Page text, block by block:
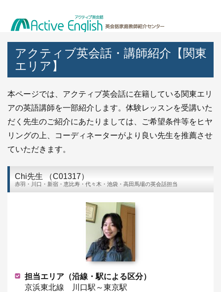
アクティブ英会話・講師紹介【関東
エリア】
本ページでは、アクティブ英会話に在籍している関東エリ
アの英語講師を一部紹介します。体験レッスンを受講いた
だく先生のご紹介にあたりましては、ご希望条件等をヒヤ
リングの上、コーディネーターがより良い先生を推薦させ
ていただきます。
Chi先生 （C01317）
赤羽・川口・新宿・恵比寿・代々木・池袋・高田馬場の英会話担当
担当エリア（沿線・駅による区分）
京浜東北線 川口駅～東京駅